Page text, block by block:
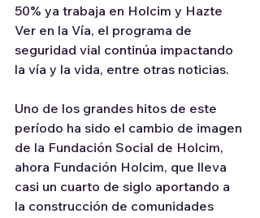
50% ya trabaja en Holcim y Hazte
Ver en la Vía, el programa de
seguridad vial continúa impactando
la vía y la vida, entre otras noticias.
Uno de los grandes hitos de este
período ha sido el cambio de imagen
de la Fundación Social de Holcim,
ahora Fundación Holcim, que lleva
casi un cuarto de siglo aportando a
la construcción de comunidades